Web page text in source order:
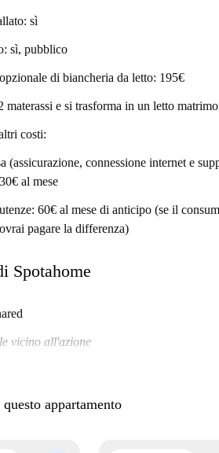
sì
sì, pubblico
di biancheria da letto: 195€
materassi e si trasforma in un letto
costi:
(assicurazione, connessione internet e
al mese
60€ al mese di anticipo (se il
pagare la differenza)
Spotahome
vicino all'azione
appartamento